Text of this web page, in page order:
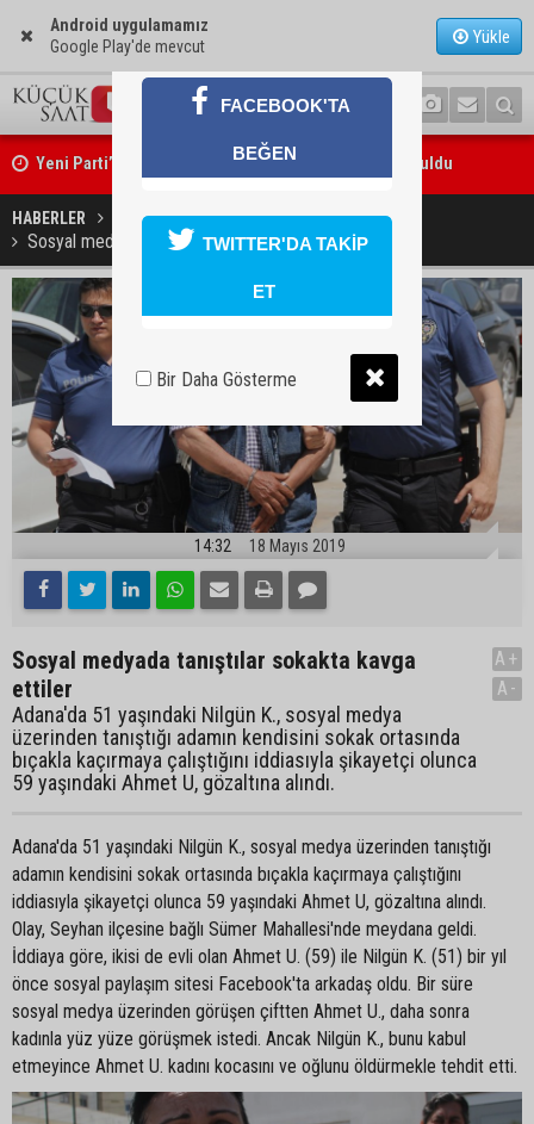
Android uygulamamız
Google Play'de mevcut
Yükle
Yeni Parti’nin Sarıçam ve Karataş teşkilatları oluşturuldu
Feke Belediye Başkanı Cömert Özen, Adana Valisi Mustafa Yavuz’u
ziyaret etti
HABERLER SON DAKİKA
Sosyal medyada tanıştılar sokakta kavga ettiler
14:32 18 Mayıs 2019
Sosyal medyada tanıştılar sokakta kavga
ettiler
Adana'da 51 yaşındaki Nilgün K., sosyal medya
üzerinden tanıştığı adamın kendisini sokak ortasında
bıçakla kaçırmaya çalıştığını iddiasıyla şikayetçi olunca
59 yaşındaki Ahmet U, gözaltına alındı.
A+
A-
Adana'da 51 yaşındaki Nilgün K., sosyal medya üzerinden tanıştığı
adamın kendisini sokak ortasında bıçakla kaçırmaya çalıştığını
iddiasıyla şikayetçi olunca 59 yaşındaki Ahmet U, gözaltına alındı.
Olay, Seyhan ilçesine bağlı Sümer Mahallesi'nde meydana geldi.
İddiaya göre, ikisi de evli olan Ahmet U. (59) ile Nilgün K. (51) bir yıl
önce sosyal paylaşım sitesi Facebook'ta arkadaş oldu. Bir süre
sosyal medya üzerinden görüşen çiftten Ahmet U., daha sonra
kadınla yüz yüze görüşmek istedi. Ancak Nilgün K., bunu kabul
etmeyince Ahmet U. kadını kocasını ve oğlunu öldürmekle tehdit etti.
FACEBOOK'TA
BEĞEN
TWITTER'DA TAKİP
ET
Bir Daha Gösterme